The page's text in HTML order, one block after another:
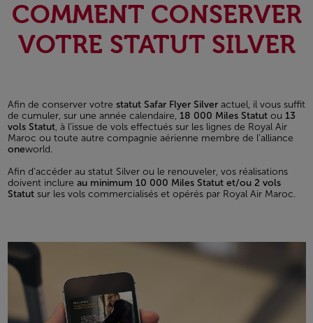
COMMENT CONSERVER
VOTRE STATUT SILVER
Afin de conserver votre statut Safar Flyer Silveractuel, il vous suffit
de cumuler, sur une année calendaire, 18 000 Miles Statutou 13
vols Statut, à l’issue de vols effectués sur les lignes de Royal Air
Maroc ou toute autre compagnie aérienne membre de l’alliance
oneworld.
Afin d'accéder au statut Silver ou le renouveler, vos réalisations
doivent inclure au minimum 10 000 Miles Statut et/ou 2 vols
Statut sur les vols commercialisés et opérés par Royal Air Maroc.